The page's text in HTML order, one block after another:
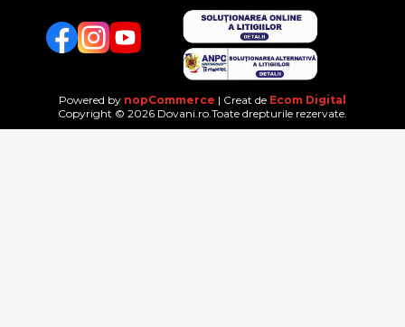
FacebookTwitterYouTube
Powered by nopCommerce | Creat de Ecom Digital
Copyright © 2026 Dovani.ro.Toate drepturile rezervate.